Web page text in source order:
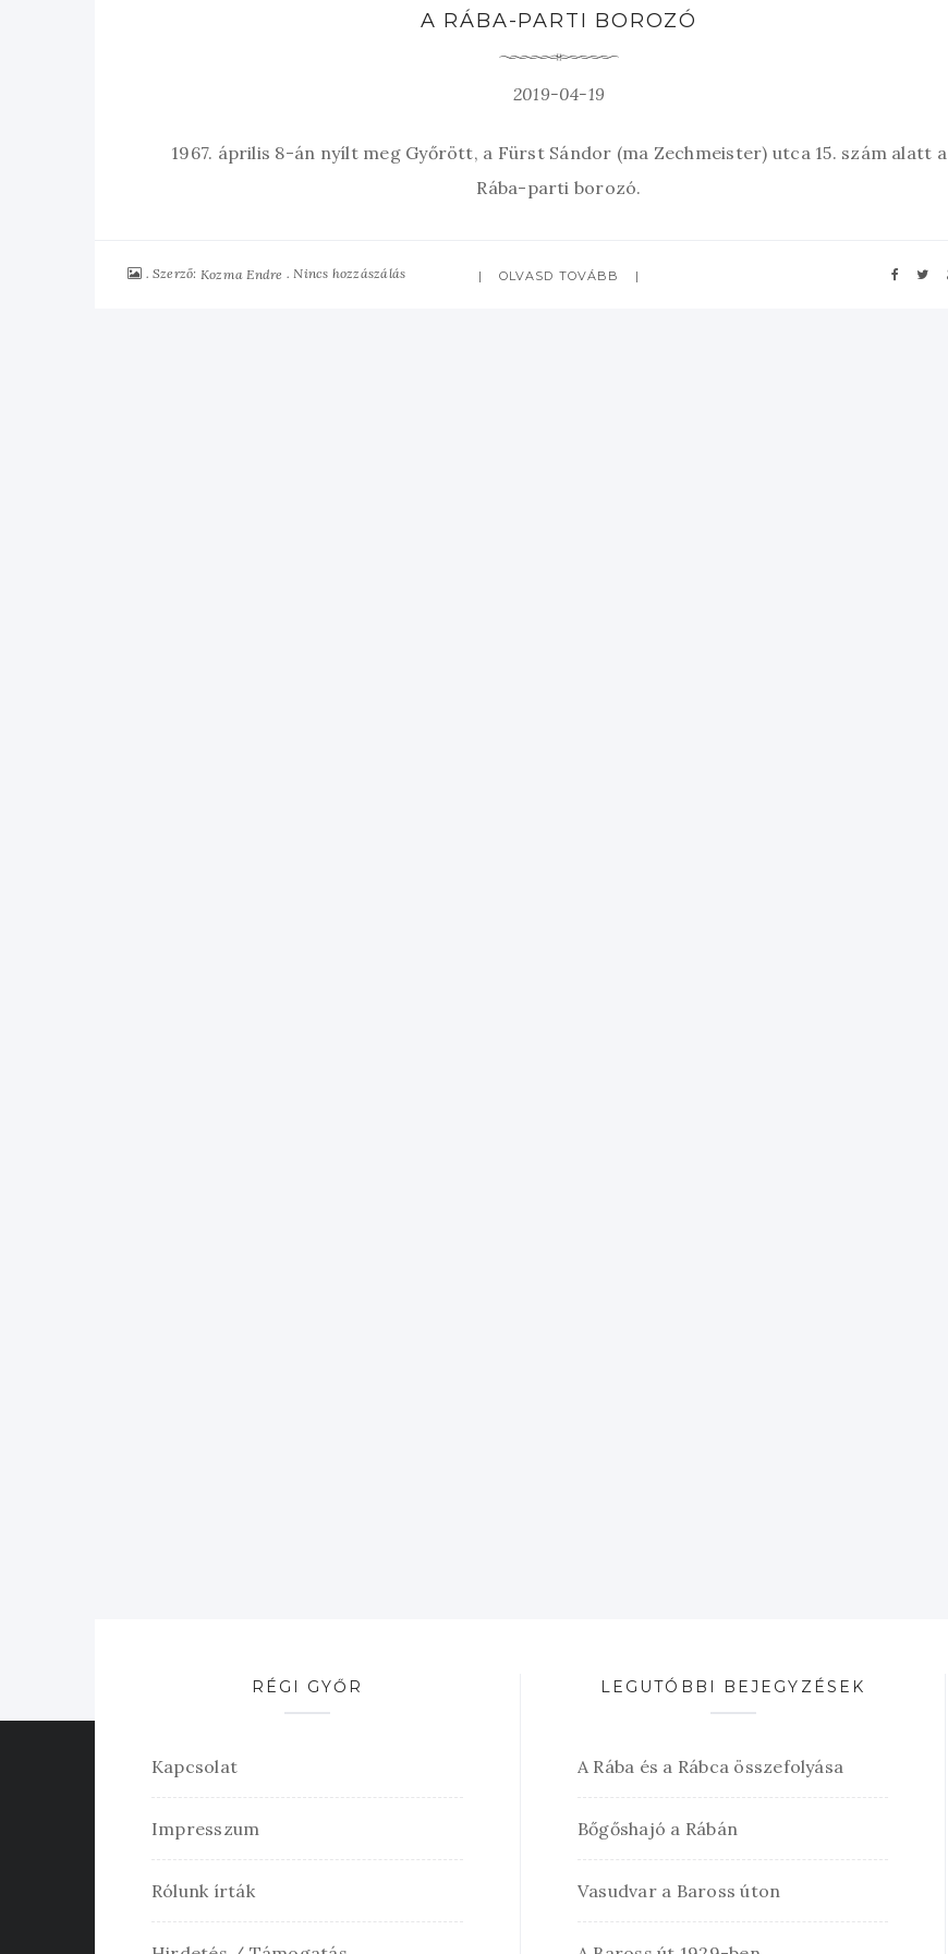
A RÁBA-PARTI BOROZÓ
2019-04-19
1967. április 8-án nyílt meg Győrött, a Fürst Sándor (ma Zechmeister) utca 15. szám alatt a
Rába-parti borozó.
Szerző: Kozma Endre Nincs hozzászálás OLVASD TOVÁBB
RÉGI GYŐR
Kapcsolat
Impresszum
Rólunk írták
LEGUTÓBBI BEJEGYZÉSEK
A Rába és a Rábca összefolyása
Bőgőshajó a Rábán
Vasudvar a Baross úton